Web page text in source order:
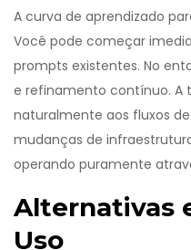
A curva de aprendizado
Você pode começar
prompts existentes. No
e refinamento contínuo. A
naturalmente aos fluxos
mudanças de
operando puramente
Alternativas
Uso